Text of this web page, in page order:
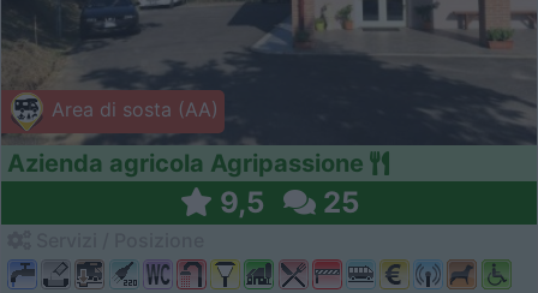
Area di sosta (AA)
Azienda agricola Agripassione
9,5 25